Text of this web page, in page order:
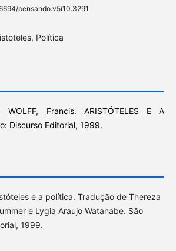
pensando.v5i10.3291
Política
Francis. ARISTÓTELES E A
Discurso Editorial, 1999.
e a política. Tradução de Thereza
e Lygia Araujo Watanabe. São
1999.